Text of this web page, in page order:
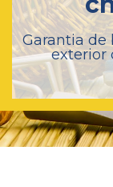
Garantia de
exterior